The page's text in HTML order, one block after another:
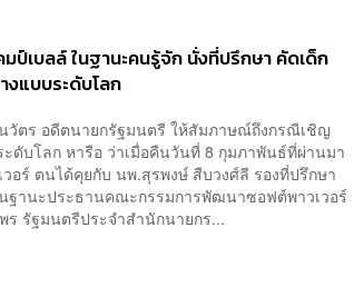
ป์เบลล์ ในฐานะคนรู้จัก นั่งที่ปรึกษา คัดเด็ก
งแบบระดับโลก
ตร อดีตนายกรัฐมนตรี ให้สัมภาษณ์ถึงกรณีเชิญ
ดับโลก หารือ ว่าเมื่อคืนวันที่ 8 กุมภาพันธ์ที่ผ่านมา
วอร์ ตนได้คุยกับ นพ.สุรพงษ์ สืบวงศ์ลี รองที่ปรึกษา
ฐานะประธานคณะกรรมการพัฒนาซอฟต์พาวเวอร์
รัฐมนตรีประจำสำนักนายกร...